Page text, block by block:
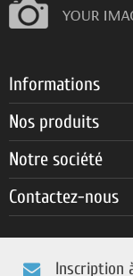
Informations
Nos produits
Notre société
Contactez-nous
Inscription